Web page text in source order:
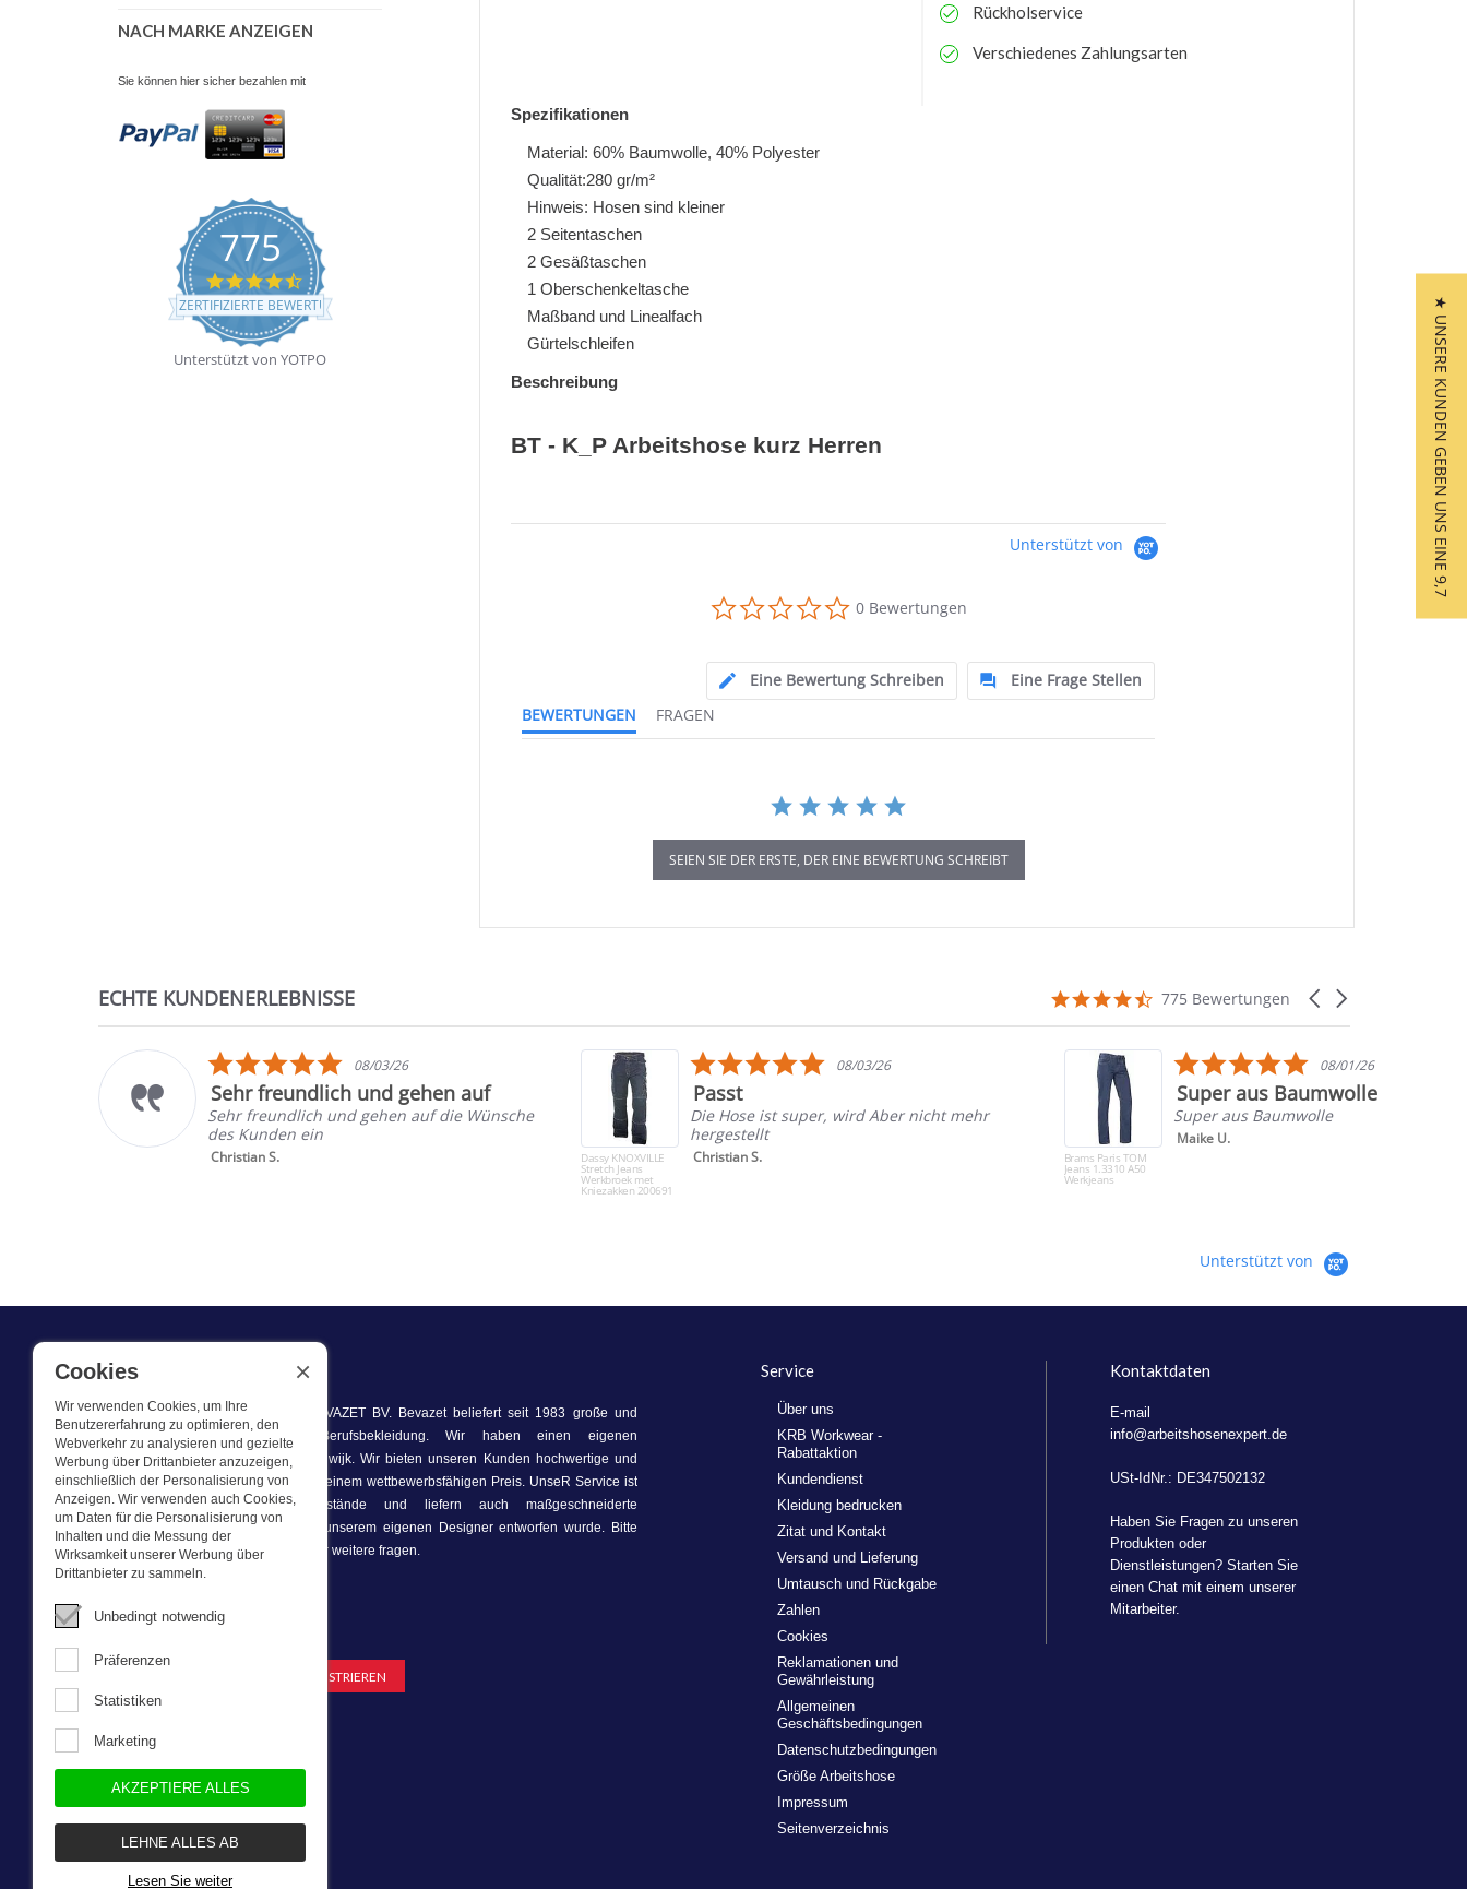
NACH MARKE ANZEIGEN
Sie können hier sicher bezahlen mit
775
4.7
star
rating
ZERTIFIZIERTE BEWERTUNGEN
Unterstützt von YOTPO
Rückholservice
Verschiedenes Zahlungsarten
Spezifikationen
Material: 60% Baumwolle, 40% Polyester
Qualität:280 gr/m²
Hinweis: Hosen sind kleiner
2 Seitentaschen
2 Gesäßtaschen
1 Oberschenkeltasche
Maßband und Linealfach
Gürtelschleifen
Beschreibung
BT - K_P Arbeitshose kurz Herren
Unterstützt von
0.0
star
0 Bewertungen
Eine Bewertung Schreiben
Eine Frage Stellen
BEWERTUNGEN
FRAGEN
SEIEN SIE DER ERSTE, DER EINE BEWERTUNG SCHREIBT
ECHTE KUNDENERLEBNISSE
Reviews
Carousel
4.7
rating
775 Bewertungen
5.0
star
rating
08/03/26
Sehr freundlich und gehen auf
Sehr freundlich und gehen auf die Wünsche
des Kunden ein
Christian S. Dassy KNOXVILLE
Stretch Jeans
Werkbroek met
Kniezakken 200691
5.0
star
08/03/26
Passt
Die Hose ist super, wird Aber nicht mehr
hergestellt
Christian S. Brams Paris TOM
Jeans 1.3310 A50
Werkjeans
5.0
star
rating
08/01/26
Super aus Baumwolle
Super aus Baumwolle
Maike U.
Unterstützt von
Service
Über uns
KRB Workwear -
Rabattaktion
Kundendienst
Kleidung bedrucken
Zitat und Kontakt
Versand und Lieferung
Umtausch und Rückgabe
Zahlen
Cookies
Reklamationen und
Gewährleistung
Allgemeinen
Geschäftsbedingungen
Datenschutzbedingungen
Größe Arbeitshose
Impressum
Seitenverzeichnis
Kontaktdaten
E-mail
info@arbeitshosenexpert.de
USt-IdNr.: DE347502132
Haben Sie Fragen zu unseren
Produkten oder
Dienstleistungen? Starten Sie
einen Chat mit einem unserer
Mitarbeiter.
WAS WIR TUN
Dieser Webshop ist Teil von BEVAZET BV. Bevazet beliefert seit 1983 große und
kleinere Unternehmen mit Berufsbekleidung. Wir haben einen eigenen
Laden/Ausstellungsraum in Brandwijk. Wir bieten unseren Kunden hochwertige und
starke Unternehmenskleidung zu einem wettbewerbsfähigen Preis. UnseR Service ist
schnell, wir führen Lagerbestände und liefern auch maßgeschneiderte
Unternehmenskleidung, die von unserem eigenen Designer entworfen wurde. Bitte
nehmen Sie mit uns Kontakt auf für weitere fragen.
Newsletter
Cookies
Wir verwenden Cookies, um Ihre
Benutzererfahrung zu optimieren, den
Webverkehr zu analysieren und gezielte
Werbung über Drittanbieter anzuzeigen,
einschließlich der Personalisierung von
Anzeigen. Wir verwenden auch Cookies,
um Daten für die Personalisierung von
Inhalten und die Messung der
Wirksamkeit unserer Werbung über
Drittanbieter zu sammeln.
Unbedingt notwendig
Präferenzen
Statistiken
Marketing
AKZEPTIERE ALLES
LEHNE ALLES AB
Lesen Sie weiter
×
★ UNSERE KUNDEN GEBEN UNS EINE 9,7